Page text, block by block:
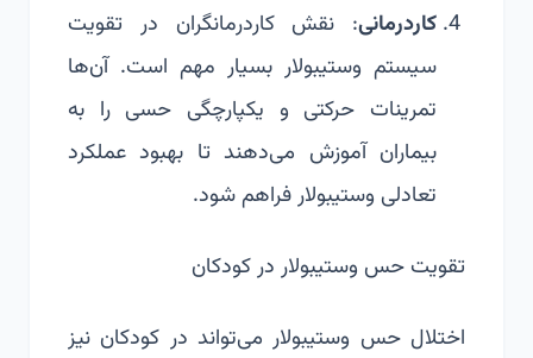
کاردرمانی: نقش کاردرمانگران در تقویت
سیستم وستیبولار بسیار مهم است. آن‌ها
تمرینات حرکتی و یکپارچگی حسی را به
بیماران آموزش می‌دهند تا بهبود عملکرد
تعادلی وستیبولار فراهم شود.
تقویت حس وستیبولار در کودکان
اختلال حس وستیبولار می‌تواند در کودکان نیز